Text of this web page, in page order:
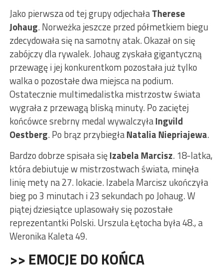
Jako pierwsza od tej grupy odjechałaTherese
Johaug. Norweżka jeszcze przed półmetkiem biegu
zdecydowała się na samotny atak. Okazał on się
zabójczy dla rywalek. Johaug zyskała gigantyczną
przewagę i jej konkurentkom pozostała już tylko
walka o pozostałe dwa miejsca na podium.
Ostatecznie multimedalistka mistrzostw świata
wygrała z przewagą bliską minuty. Po zaciętej
końcówce srebrny medal wywalczyłaIngvild
Oestberg. Po brąz przybiegłaNatalia Niepriajewa.
Bardzo dobrze spisała sięIzabela Marcisz. 18-latka,
która debiutuje w mistrzostwach świata, minęła
linię mety na 27. lokacie. Izabela Marcisz ukończyła
bieg po 3 minutach i 23 sekundach po Johaug. W
piątej dziesiątce uplasowały się pozostałe
reprezentantki Polski. Urszula Łętocha była 48., a
Weronika Kaleta 49.
>> EMOCJE DO KOŃCA